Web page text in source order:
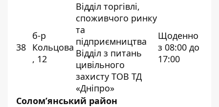
38
б-р
Кольцова
, 12
Відділ торгівлі,
споживчого ринку
та
підприємництва
Відділ з питань
цивільного
захисту ТОВ ТД
«Дніпро»
Щоденно
з 08:00 до
17:00
Солом’янський район